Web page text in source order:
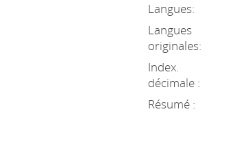
Langues:
Langues
originales:
Index.
décimale :
Résumé :